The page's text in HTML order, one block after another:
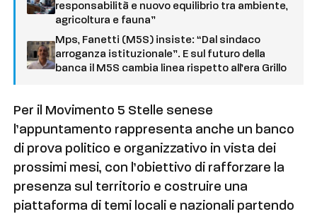
responsabilità e nuovo equilibrio tra ambiente,
agricoltura e fauna”
Mps, Fanetti (M5S) insiste: “Dal sindaco
arroganza istituzionale”. E sul futuro della
banca il M5S cambia linea rispetto all’era Grillo
Per il Movimento 5 Stelle senese
l’appuntamento rappresenta anche un banco
di prova politico e organizzativo in vista dei
prossimi mesi, con l’obiettivo di rafforzare la
presenza sul territorio e costruire una
piattaforma di temi locali e nazionali partendo